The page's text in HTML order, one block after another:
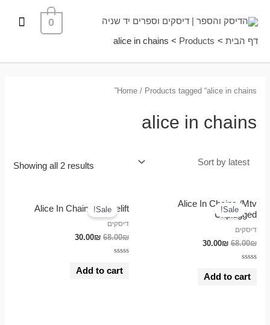
0
דף הבית Products
alice in chains
Home/ Products tagged “alice in chains”
alice in chains
Showing all 2 results
Sale!
Alice In Chains /Mtv
Unplugged
דיסקים
68.00₪
30.00₪
out
Add to cart
Sale!
Alice In Chains / Facelift
דיסקים
68.00₪
30.00₪
out
Add to cart